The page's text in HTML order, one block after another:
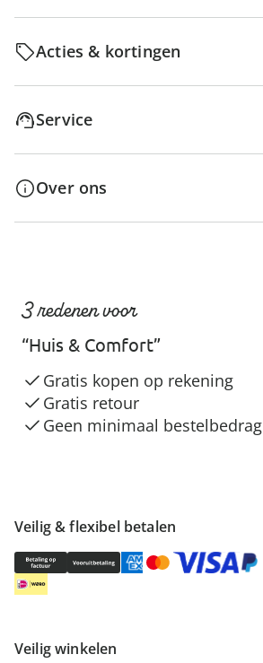
Acties & kortingen
Service
Over ons
Veilig & flexibel betalen
Veilig winkelen
3 redenen voor
“Huis & Comfort”
Gratis kopen op rekening
Gratis retour
Geen minimaal bestelbedrag